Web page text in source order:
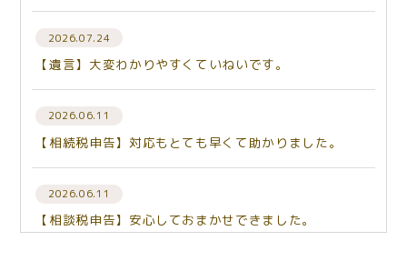
2026.07.24
【遺言】大変わかりやすくていねいです。
2026.06.11
【相続税申告】対応もとても早くて助かりました。
2026.06.11
【相談税申告】安心しておまかせできました。